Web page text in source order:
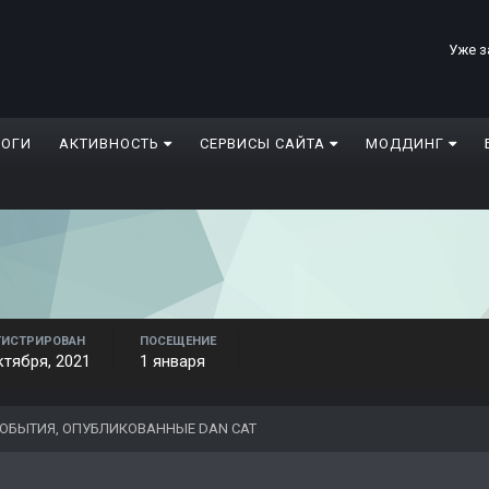
Уже
АКТИВНОСТЬ СЕРВИСЫ САЙТА МОДДИНГ
2021
ПОСЕЩЕНИЕ
1 января
ОПУБЛИКОВАННЫЕ DAN CAT